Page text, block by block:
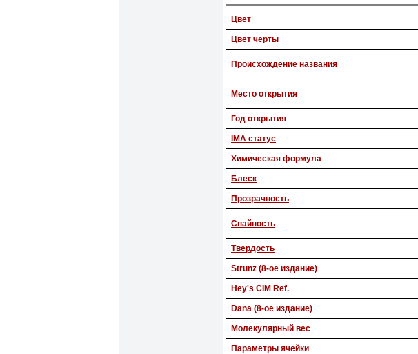
Цвет
Цвет черты
Происхождение названия
Место открытия
Год открытия
IMA статус
Химическая формула
Блеск
Прозрачность
Спайность
Твердость
Strunz (8-ое издание)
Hey's CIM Ref.
Dana (8-ое издание)
Молекулярный вес
Параметры ячейки